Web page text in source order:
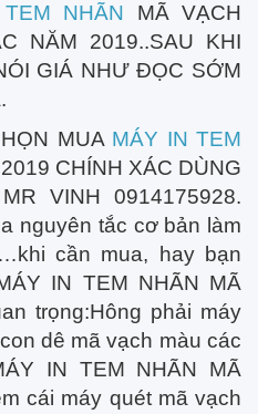
NHÃN MÃ VẠCH
NĂM 2019..SAU KHI
GIÁ NHƯ ĐỌC SỚM
MUA MÁY IN TEM
CHÍNH XÁC DÙNG
VINH 0914175928.
nguyên tắc cơ bản làm
cần mua, hay bạn
IN TEM NHÃN MÃ
trọng:Hông phải máy
dê mã vạch màu các
IN TEM NHÃN MÃ
cái máy quét mã vạch